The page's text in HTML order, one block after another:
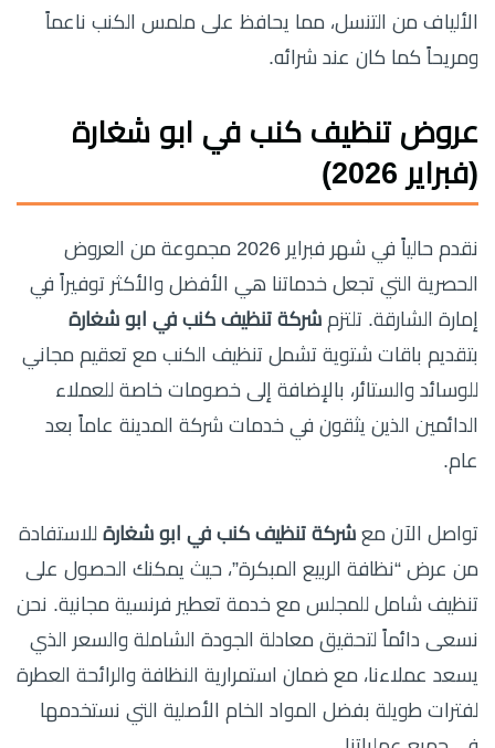
الألياف من التنسل، مما يحافظ على ملمس الكنب ناعماً
ومريحاً كما كان عند شرائه.
عروض تنظيف كنب في ابو شغارة
(فبراير 2026)
نقدم حالياً في شهر فبراير 2026 مجموعة من العروض
الحصرية التي تجعل خدماتنا هي الأفضل والأكثر توفيراً في
إمارة الشارقة. تلتزم شركة تنظيف كنب في ابو شغارة
بتقديم باقات شتوية تشمل تنظيف الكنب مع تعقيم مجاني
للوسائد والستائر، بالإضافة إلى خصومات خاصة للعملاء
الدائمين الذين يثقون في خدمات شركة المدينة عاماً بعد
عام.
تواصل الآن مع شركة تنظيف كنب في ابو شغارة للاستفادة
من عرض “نظافة الربيع المبكرة”، حيث يمكنك الحصول على
تنظيف شامل للمجلس مع خدمة تعطير فرنسية مجانية. نحن
نسعى دائماً لتحقيق معادلة الجودة الشاملة والسعر الذي
يسعد عملاءنا، مع ضمان استمرارية النظافة والرائحة العطرة
لفترات طويلة بفضل المواد الخام الأصلية التي نستخدمها